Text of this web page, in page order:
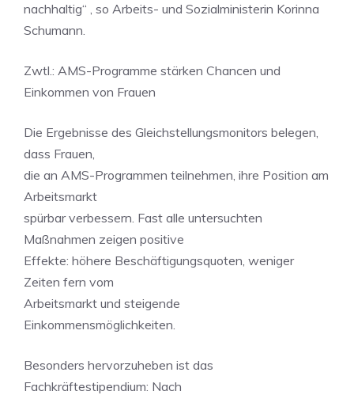
nachhaltig“ , so Arbeits- und Sozialministerin Korinna
Schumann.
Zwtl.: AMS-Programme stärken Chancen und
Einkommen von Frauen
Die Ergebnisse des Gleichstellungsmonitors belegen,
dass Frauen,
die an AMS-Programmen teilnehmen, ihre Position am
Arbeitsmarkt
spürbar verbessern. Fast alle untersuchten
Maßnahmen zeigen positive
Effekte: höhere Beschäftigungsquoten, weniger
Zeiten fern vom
Arbeitsmarkt und steigende
Einkommensmöglichkeiten.
Besonders hervorzuheben ist das
Fachkräftestipendium: Nach